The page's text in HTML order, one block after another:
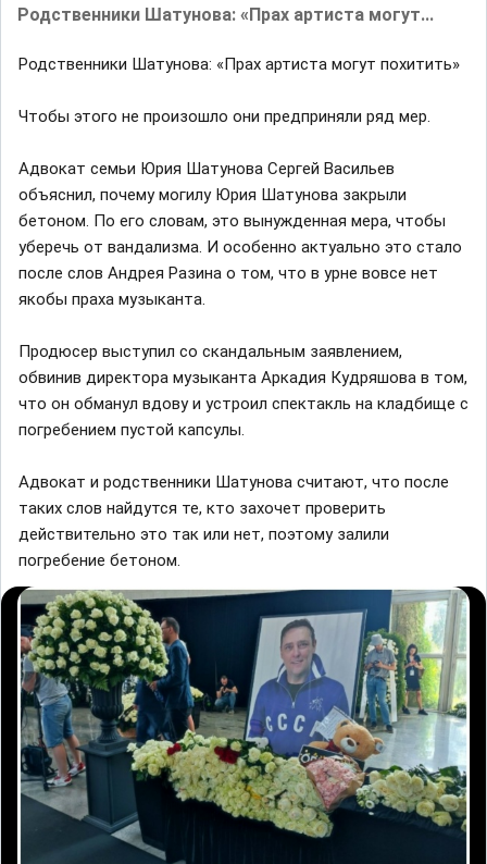
Родственники Шатунова: «Прах артиста могут...
Родственники Шатунова: «Прах артиста могут похитить»
Чтобы этого не произошло они предприняли ряд мер.
Адвокат семьи Юрия Шатунова Сергей Васильев
объяснил, почему могилу Юрия Шатунова закрыли
бетоном. По его словам, это вынужденная мера, чтобы
уберечь от вандализма. И особенно актуально это стало
после слов Андрея Разина о том, что в урне вовсе нет
якобы праха музыканта.
Продюсер выступил со скандальным заявлением,
обвинив директора музыканта Аркадия Кудряшова в том,
что он обманул вдову и устроил спектакль на кладбище с
погребением пустой капсулы.
Адвокат и родственники Шатунова считают, что после
таких слов найдутся те, кто захочет проверить
действительно это так или нет, поэтому залили
погребение бетоном.